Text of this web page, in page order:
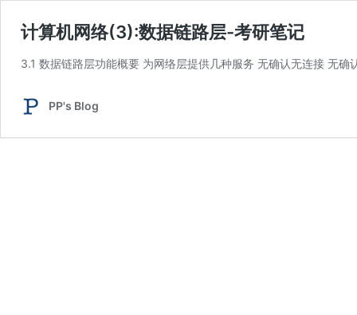
计算机网络(3):数据链路层-考研笔记
3.1 数据链路层功能概要 为网络层提供几种服务 无确认无连接 无
PP's Blog